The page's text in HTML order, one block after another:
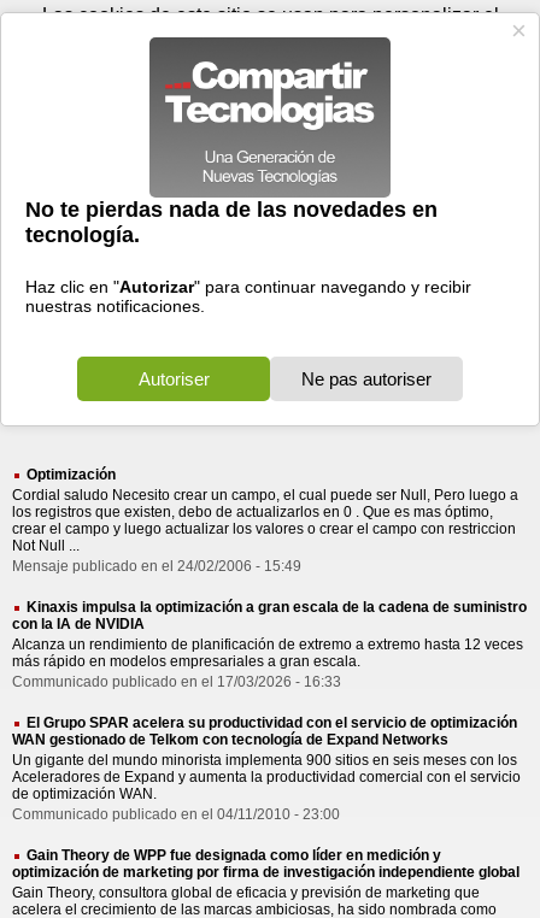
Prensa Videos
> optimizacion gran
optimizacion gran
593 resultados Ordenar por fecha-Ordenar por pertinencia
Optimización
Cordial saludo Necesito crear un campo, el cual puede ser Null, Pero luego a
los registros que existen, debo de actualizarlos en 0 . Que es mas óptimo,
crear el campo y luego actualizar los valores o crear el campo con restriccion
Not Null ...
Mensaje publicado en el 24/02/2006 - 15:49
Kinaxis impulsa la optimización a gran escala de la cadena de suministro
con la IA de NVIDIA
Alcanza un rendimiento de planificación de extremo a extremo hasta 12 veces
más rápido en modelos empresariales a gran escala.
Communicado publicado en el 17/03/2026 - 16:33
El Grupo SPAR acelera su productividad con el servicio de optimización
WAN gestionado de Telkom con tecnología de Expand Networks
Un gigante del mundo minorista implementa 900 sitios en seis meses con los
Aceleradores de Expand y aumenta la productividad comercial con el servicio
de optimización WAN.
Communicado publicado en el 04/11/2010 - 23:00
Gain Theory de WPP fue designada como líder en medición y
optimización de marketing por firma de investigación independiente global
Gain Theory, consultora global de eficacia y previsión de marketing que
acelera el crecimiento de las marcas ambiciosas, ha sido nombrada como
Jueves 06 de agosto - 00:32 Registrar Conectar
Las cookies de este sitio se usan para personalizar el
contenido y los anuncios, para ofrecer funciones de medios
sociales y para analizar el tráfico. Además, compartimos
información sobre el uso que haga del sitio web con nuestros
partners de medios sociales, de publicidad y de análisis
web.
OK